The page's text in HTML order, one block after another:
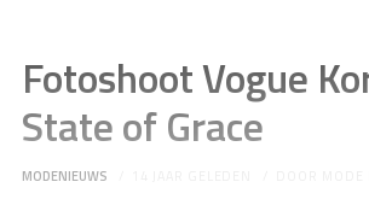
Fotoshoot Vogue
State of Grace
MODENIEUWS